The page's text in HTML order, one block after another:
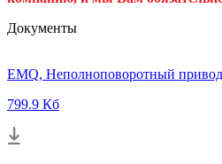
Документы
EMQ, Неполноповоротный привод
799.9 Кб